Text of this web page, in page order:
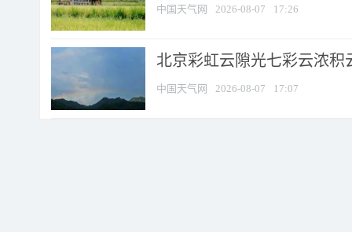
中国天气网 2026-08-07 17:26
北京彩虹云隙光七彩云浓积
中国天气网 2026-08-07 17:07